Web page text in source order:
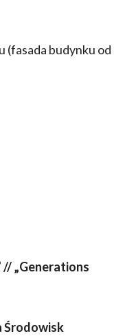
(fasada budynku od
// „Generations
Środowisk